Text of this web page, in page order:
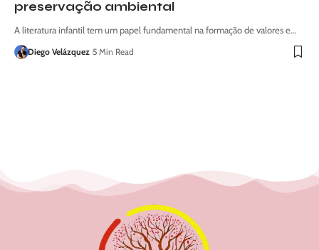
preservação ambiental
A literatura infantil tem um papel fundamental na formação de valores e…
Diego Velázquez 5 Min Read